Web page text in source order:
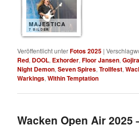
MAJESTICA
7 BILDER
Veröffentlicht unterFotos 2025 |
Red, DOOL, Exhorder,Floor Jansen,Gojira
Night Demon,Seven Spires,Trollfest,
Warkings,Within Temptation
Wacken Open Air 2025